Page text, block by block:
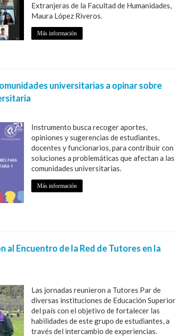
Extranjeras de la Facultad de Humanidades,
Maura López Riveros.
Más información
universitarias a opinar sobre
Instrumento busca recoger aportes,
opiniones y sugerencias de estudiantes,
docentes y funcionarios, para contribuir con
soluciones a problemáticas que afectan a las
comunidades universitarias.
Más información
al Encuentro de la Red de Tutores en la
Las jornadas reunieron a Tutores Par de
diversas instituciones de Educación Superior
del país con el objetivo de fortalecer las
habilidades de este grupo de estudiantes, a
través del intercambio de experiencias.